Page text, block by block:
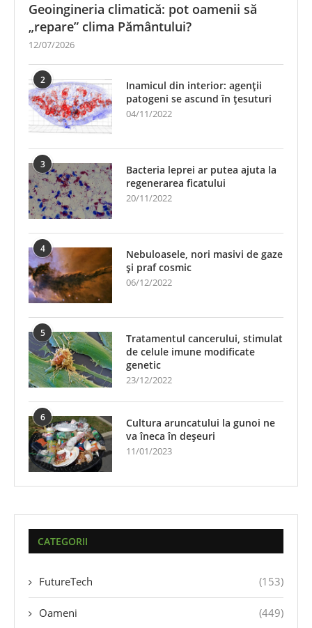
Geoingineria climatică: pot oamenii să
„repare” clima Pământului?
12/07/2026
2
Inamicul din interior: agenții
patogeni se ascund în țesuturi
04/11/2022
3
Bacteria leprei ar putea ajuta la
regenerarea ficatului
20/11/2022
4
Nebuloasele, nori masivi de gaze
și praf cosmic
06/12/2022
5
Tratamentul cancerului, stimulat
de celule imune modificate
genetic
23/12/2022
6
Cultura aruncatului la gunoi ne
va îneca în deșeuri
11/01/2023
CATEGORII
FutureTech (153)
Oameni (449)